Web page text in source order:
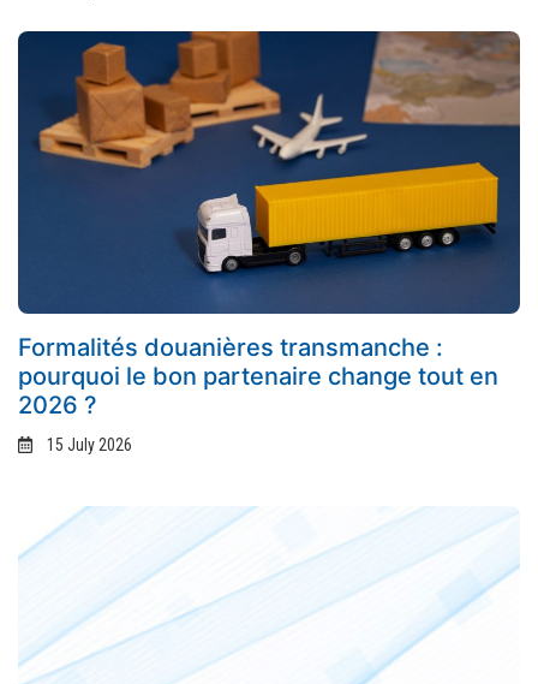
Formalités douanières transmanche :
pourquoi le bon partenaire change tout en
2026 ?
15 July 2026